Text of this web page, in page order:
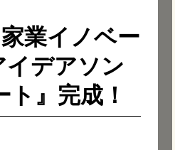
業イノベー
イデアソン
』完成！